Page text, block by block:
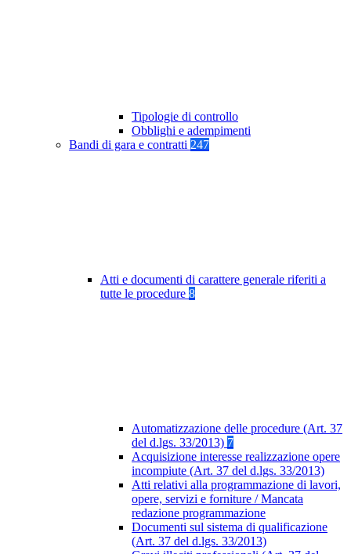
Tipologie di controllo
Obblighi e adempimenti
Bandi di gara e contratti 247
Atti e documenti di carattere generale riferiti a
tutte le procedure 8
Automatizzazione delle procedure (Art. 37
del d.lgs. 33/2013) 7
Acquisizione interesse realizzazione opere
incompiute (Art. 37 del d.lgs. 33/2013)
Atti relativi alla programmazione di lavori,
opere, servizi e forniture / Mancata
redazione programmazione
Documenti sul sistema di qualificazione
(Art. 37 del d.lgs. 33/2013)